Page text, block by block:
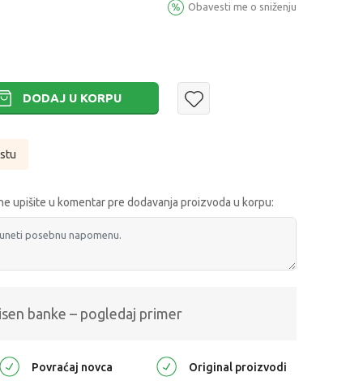
Obavesti me o sniženju
DODAJ U KORPU
upišite u komentar pre dodavanja proizvoda u korpu:
banke – pogledaj primer
Povraćaj novca Original proizvodi